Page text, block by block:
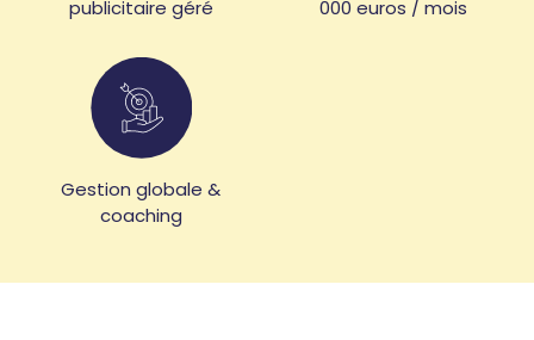
publicitaire géré
000 euros / mois
Gestion globale &
coaching